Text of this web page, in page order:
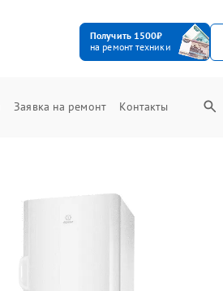
Получить 1500₽
на ремонт техники
Заявка на ремонт Контакты